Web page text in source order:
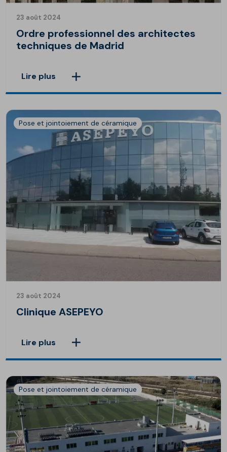
23 août 2024
Ordre professionnel des architectes
techniques de Madrid
Lire plus
Pose et jointoiement de céramique
23 août 2024
Clinique ASEPEYO
Lire plus
Pose et jointoiement de céramique